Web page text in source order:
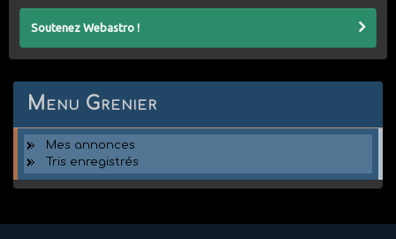
Soutenez Webastro !
Menu Grenier
Mes annonces
Tris enregistrés